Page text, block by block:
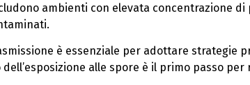
ambienti con elevata concentrazione di
è essenziale per adottare strategie
alle spore è il primo passo per